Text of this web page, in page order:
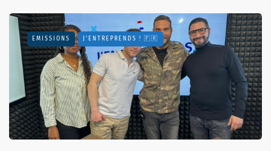
EMISSIONS J'ENTREPRENDS ! 🇫🇷